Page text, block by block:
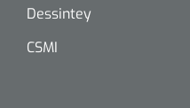
Dessintey
CSMI